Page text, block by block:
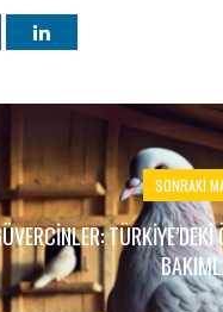
SONRAKI